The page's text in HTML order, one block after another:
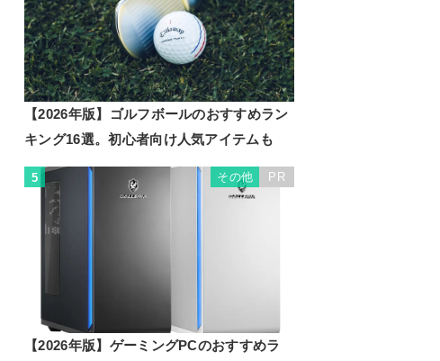
【2026年版】ゴルフボールのおすすめラン
キング16選。初心者向け人気アイテムも
5 その他 PR
【2026年版】ゲーミングPCのおすすめラ